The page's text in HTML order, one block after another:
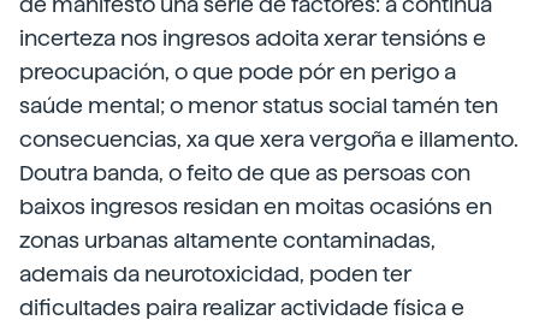
incerteza nos ingresos adoita xerar tensións e
preocupación, o que pode pór en perigo a
saúde mental; o menor status social tamén ten
consecuencias, xa que xera vergoña e illamento.
Doutra banda, o feito de que as persoas con
baixos ingresos residan en moitas ocasións en
zonas urbanas altamente contaminadas,
ademais da neurotoxicidad, poden ter
dificultades paira realizar actividade física e